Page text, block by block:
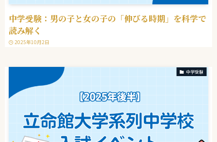
中学受験：男の子と女の子の「伸びる時期」を科学で
読み解く
2025年10月2日
中学受験